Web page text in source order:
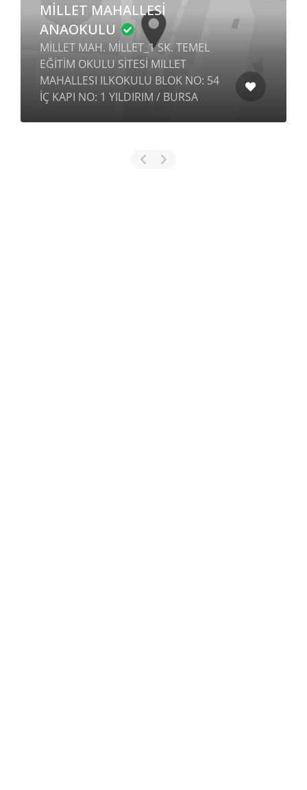
MİLLET MAHALLESİ
ANAOKULU
MİLLET MAH. MİLLET_1 SK. TEMEL
EĞİTİM OKULU SİTESİ MILLET
MAHALLESI ILKOKULU BLOK NO: 54
İÇ KAPI NO: 1 YILDIRIM / BURSA